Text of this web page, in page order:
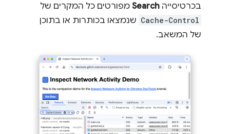
בכרטיסייה Search מפורטים כל המקרים של
Cache-Control שנמצאו בכותרות או בתוכן
של המשאב.